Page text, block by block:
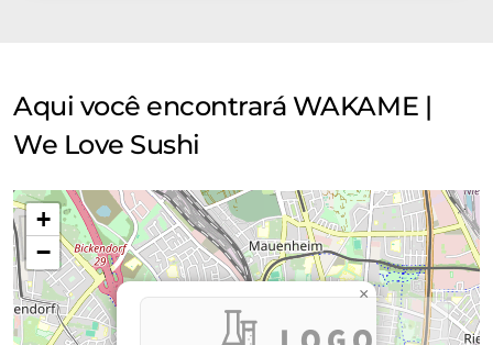
Aqui você encontrará WAKAME |
We Love Sushi
×
+
−